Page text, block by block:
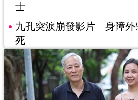
士
九孔突淚崩發影片 身障外
死